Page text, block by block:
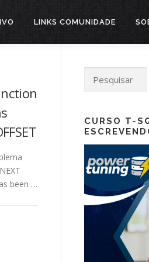
LINKS COMUNIDADE
been …
por:
CURSO T-